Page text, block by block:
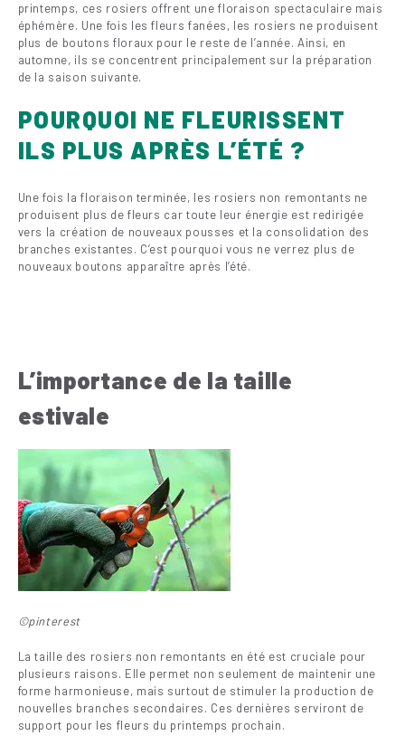
printemps, ces rosiers offrent une floraison spectaculaire mais
éphémère. Une fois les fleurs fanées, les rosiers ne produisent
plus de boutons floraux pour le reste de l’année. Ainsi, en
automne, ils se concentrent principalement sur la préparation
de la saison suivante.
POURQUOI NE FLEURISSENT
ILS PLUS APRÈS L’ÉTÉ ?
Une fois la floraison terminée, les rosiers non remontants ne
produisent plus de fleurs car toute leur énergie est redirigée
vers la création de nouveaux pousses et la consolidation des
branches existantes. C’est pourquoi vous ne verrez plus de
nouveaux boutons apparaître après l’été.
L’importance de la taille
estivale
©pinterest
La taille des rosiers non remontants en été est cruciale pour
plusieurs raisons. Elle permet non seulement de maintenir une
forme harmonieuse, mais surtout de stimuler la production de
nouvelles branches secondaires. Ces dernières serviront de
support pour les fleurs du printemps prochain.